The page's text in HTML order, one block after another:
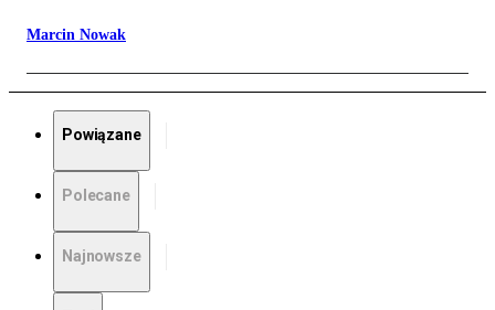
Marcin Nowak
Powiązane
Polecane
Najnowsze